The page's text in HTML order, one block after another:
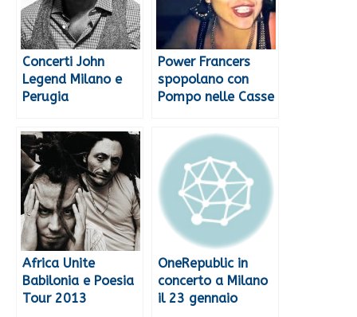
Concerti John
Legend Milano e
Perugia
Power Francers
spopolano con
Pompo nelle Casse
Africa Unite
Babilonia e Poesia
Tour 2013
OneRepublic in
concerto a Milano
il 23 gennaio